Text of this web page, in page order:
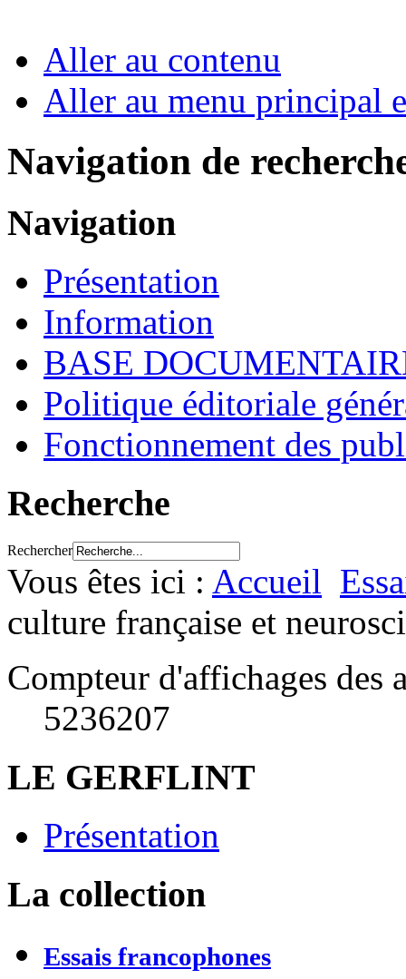
Aller au contenu
Aller au menu principal
Navigation de
Navigation
Présentation
Information
BASE
Politique éditoriale
Fonctionnement des
Recherche
Rechercher
Vous êtes ici : Accueil
culture française et
Compteur d'affichages des
5236207
LE GERFLINT
Présentation
La collection
Essais francophones